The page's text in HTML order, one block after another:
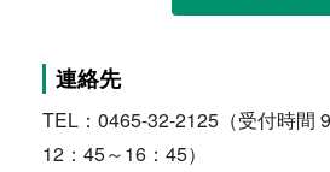
連絡先
TEL：0465-32-2125（受付時間 9
12：45～16：45）